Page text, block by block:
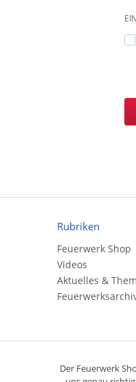
Rubriken
Feuerwerk Shop
Videos
Aktuelles &
Der Feuerwerk